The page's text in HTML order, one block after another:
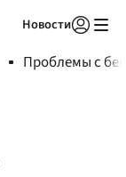
Новости
Проблемы с